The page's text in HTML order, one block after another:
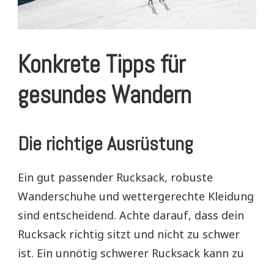
Konkrete Tipps für
gesundes Wandern
Die richtige Ausrüstung
Ein gut passender Rucksack, robuste
Wanderschuhe und wettergerechte Kleidung
sind entscheidend. Achte darauf, dass dein
Rucksack richtig sitzt und nicht zu schwer
ist. Ein unnötig schwerer Rucksack kann zu